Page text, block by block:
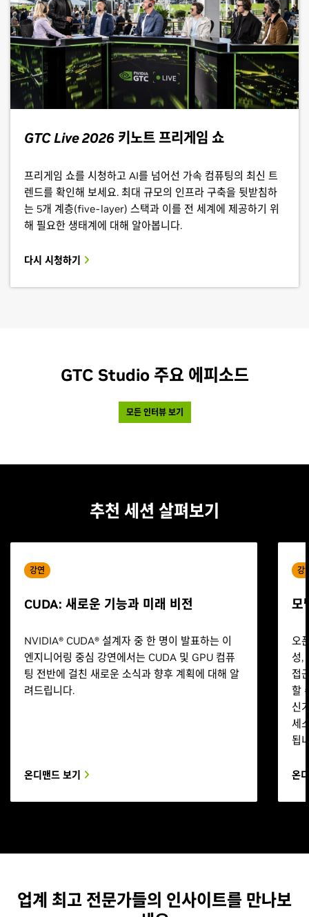
GTC Live 2026 키노트 프리게임 쇼
프리게임 쇼를 시청하고 AI를 넘어선 가속 컴퓨팅의 최신 트
렌드를 확인해 보세요. 최대 규모의 인프라 구축을 뒷받침하
는 5개 계층(five-layer) 스택과 이를 전 세계에 제공하기 위
해 필요한 생태계에 대해 알아봅니다.
다시 시청하기
GTC Studio 주요 에피소드
모든 인터뷰 보기
추천 세션 살펴보기
강연
CUDA: 새로운 기능과 미래 비전
NVIDIA® CUDA® 설계자 중 한 명이 발표하는 이
엔지니어링 중심 강연에서는 CUDA 및 GPU 컴퓨
팅 전반에 걸친 새로운 소식과 향후 계획에 대해 알
려드립니다.
온디맨드 보기
강
모
오
성,
접
할
신
세
됩
온
업계 최고 전문가들의 인사이트를 만나보